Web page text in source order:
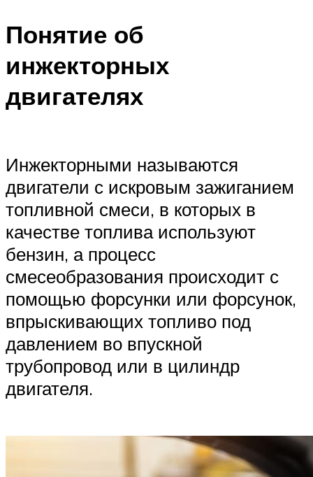
Понятие об
инжекторных
двигателях
Инжекторными называются
двигатели с искровым зажиганием
топливной смеси, в которых в
качестве топлива используют
бензин, а процесс
смесеобразования происходит с
помощью форсунки или форсунок,
впрыскивающих топливо под
давлением во впускной
трубопровод или в цилиндр
двигателя.